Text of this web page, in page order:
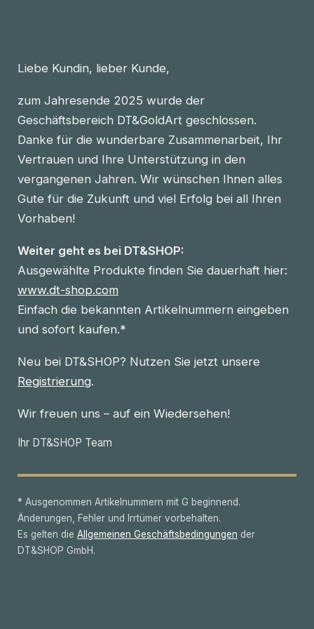
Liebe Kundin, lieber Kunde,
zum Jahresende 2025 wurde der
Geschäftsbereich DT&GoldArt geschlossen.
Danke für die wunderbare Zusammenarbeit, Ihr
Vertrauen und Ihre Unterstützung in den
vergangenen Jahren. Wir wünschen Ihnen alles
Gute für die Zukunft und viel Erfolg bei all Ihren
Vorhaben!
Weiter geht es bei DT&SHOP:
Ausgewählte Produkte finden Sie dauerhaft hier:
www.dt-shop.com
Einfach die bekannten Artikelnummern eingeben
und sofort kaufen.*
Neu bei DT&SHOP? Nutzen Sie jetzt unsere
Registrierung.
Wir freuen uns – auf ein Wiedersehen!
Ihr DT&SHOP Team
* Ausgenommen Artikelnummern mit G beginnend.
Änderungen, Fehler und Irrtümer vorbehalten.
Es gelten die Allgemeinen Geschäftsbedingungen der
DT&SHOP GmbH.